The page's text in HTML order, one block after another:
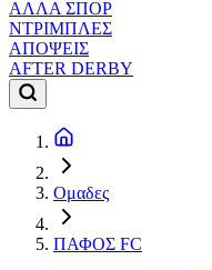
ΑΛΛΑ ΣΠΟΡ
ΝΤΡΙΜΠΛΕΣ
ΑΠΟΨΕΙΣ
AFTER DERBY
Ομαδες
ΠΑΦΟΣ FC